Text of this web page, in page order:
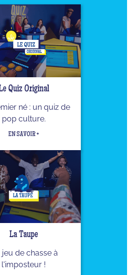
Quiz Original
né : un quiz de
pop culture.
EN SAVOIR +
La Taupe
jeu de chasse à
l'imposteur !